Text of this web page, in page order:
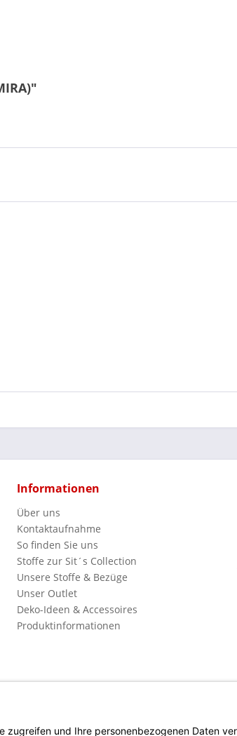
Informationen
Über uns
Kontaktaufnahme
So finden Sie uns
Stoffe zur Sit´s Collection
Unsere Stoffe & Bezüge
Unser Outlet
Deko-Ideen & Accessoires
Produktinformationen